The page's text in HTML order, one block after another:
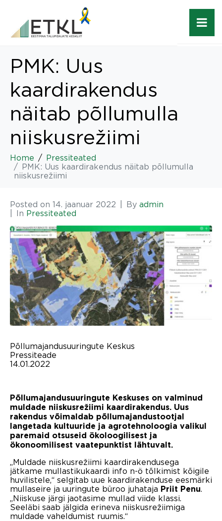
PMK: Uus
kaardirakendus
näitab põllumulla
niiskusrežiimi
Home
Pressiteated
PMK: Uus kaardirakendus näitab põllumulla
niiskusrežiimi
Posted on 14. jaanuar 2022 By admin
In Pressiteated
Põllumajandusuuringute Keskus
Pressiteade
14.01.2022
Põllumajandusuuringute Keskuses on valminud
muldade niiskusrežiimi kaardirakendus. Uus
rakendus võimaldab põllumajandustootjal
langetada kultuuride ja agrotehnoloogia valikul
paremaid otsuseid ökoloogilisest ja
ökonoomilisest vaatepunktist lähtuvalt.
„Muldade niiskusrežiimi kaardirakendusega
jätkame mullastikukaardi info n-ö tõlkimist kõigile
huvilistele,“ selgitab uue kaardirakenduse eesmärki
mullaseire ja uuringute büroo juhataja Priit Penu.
„Niiskuse järgi jaotasime mullad viide klassi.
Seeläbi saab jälgida erineva niiskusrežiimiga
muldade vaheldumist ruumis.“